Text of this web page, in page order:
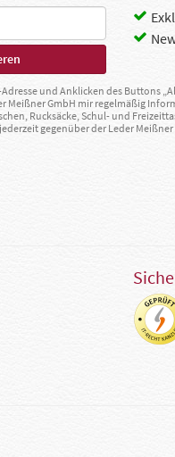
und Anklicken des Buttons
Meißner GmbH mir regelmäßig
Rucksäcke, Schul- und
gegenüber der Leder